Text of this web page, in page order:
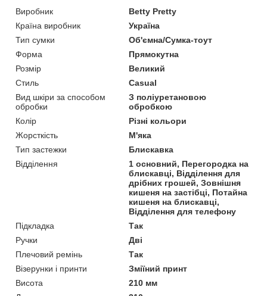
Виробник
Betty Pretty
Країна виробник
Україна
Тип сумки
Об'ємна/Сумка-тоут
Форма
Прямокутна
Розмір
Великий
Стиль
Casual
Вид шкіри за способом
обробки
З поліуретановою
обробкою
Колір
Різні кольори
Жорсткість
М'яка
Тип застежки
Блискавка
Відділення
1 основний, Перегородка на
блискавці, Відділення для
дрібних грошей, Зовнішня
кишеня на застібці, Потайна
кишеня на блискавці,
Відділення для телефону
Підкладка
Так
Ручки
Дві
Плечовий ремінь
Так
Візерунки і принти
Зміїний принт
Висота
210 мм